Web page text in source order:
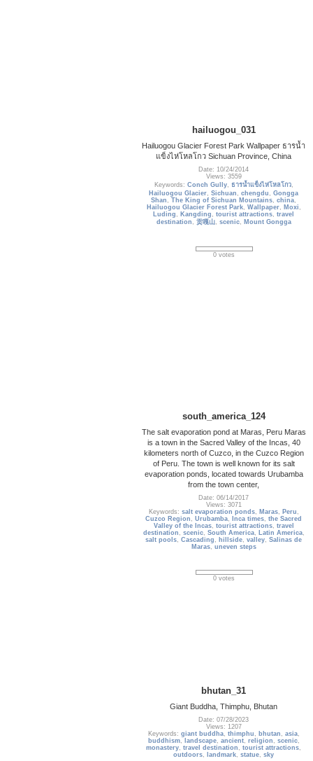
hailuogou_031
Hailuogou Glacier Forest Park Wallpaper ธารน้ำ
แข็งไห่โหลโกว Sichuan Province, China
Date: 10/24/2014
Views: 3559
Keywords: Conch Gully, ธารน้ำแข็งไห่โหลโกว,
Hailuogou Glacier,Sichuan ,chengdu ,Gongga
Shan ,The King of Sichuan Mountains,china,
Hailuogou Glacier Forest Park, Wallpaper, Moxi ,
Luding , Kangding ,tourist attractions,travel
destination , 贡嘎山, scenic, Mount Gongga
0 votes
south_america_124
The salt evaporation pond at Maras, Peru Maras
is a town in the Sacred Valley of the Incas, 40
kilometers north of Cuzco, in the Cuzco Region
of Peru. The town is well known for its salt
evaporation ponds, located towards Urubamba
from the town center,
Date: 06/14/2017
Views: 3071
Keywords: salt evaporation ponds, Maras, Peru ,
Cuzco Region ,Urubamba, Inca times,the Sacred
Valley of the Incas, tourist attractions, travel
destination , scenic, South America, Latin America,
salt pools,Cascading , hillside,valley,Salinas de
Maras, uneven steps
0 votes
bhutan_31
Giant Buddha, Thimphu, Bhutan
Date: 07/28/2023
Views: 1207
Keywords: giant buddha, thimphu , bhutan , asia,
buddhism, landscape, ancient, religion , scenic,
monastery,travel destination ,tourist attractions,
outdoors, landmark,statue,sky